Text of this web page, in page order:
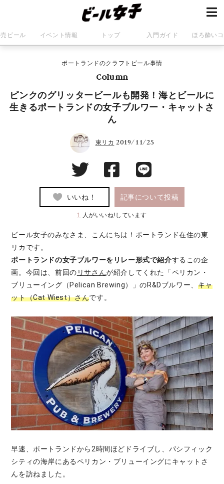
ビール イベント情報 トップ 入門ガイド ほろ酔い
ポートランドのクラフトビール事情
Column
ピンクのグリッタービールも開発！海とビールに
生きるポートランドの女子ブルワー・キャットさ
ん
東リカ 2019/11/25
いいね！ 記事について投稿
1 人がいいね!しています
ビール女子のみなさま、こんにちは！ポートランド在住の東
リカです。
ポートランドの女子ブルワーをリレー形式で紹介するこの企
画。今回は、前回の リサさんが紹介してくれた「ペリカン・
ブリューイング（Pelican Brewing）」のR&Dブルワー、 キャ
ット（Cat Wiest）さんです。
早速、ポートランドから2時間ほどドライブし、パシフィック
シティの海岸にあるペリカン・ブリューイングにキャットさ
んを訪ねました。